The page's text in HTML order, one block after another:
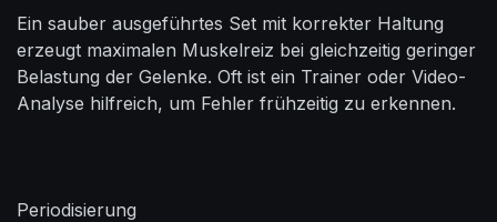
Ein sauber ausgeführtes Set mit korrekter Haltung
erzeugt maximalen Muskelreiz bei gleichzeitig geringer
Belastung der Gelenke. Oft ist ein Trainer oder Video-
Analyse hilfreich, um Fehler frühzeitig zu erkennen.
Periodisierung